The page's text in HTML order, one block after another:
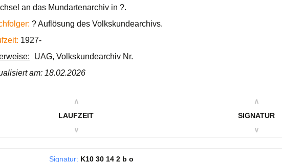
an das Mundartenarchiv in ?.
? Auflösung des Volkskundearchivs.
1927-
UAG, Volkskundearchiv Nr.
am: 18.02.2026
∧
LAUFZEIT
∨
∧
SIGNATUR
∨
Signatur: K10 30 14 2 b o